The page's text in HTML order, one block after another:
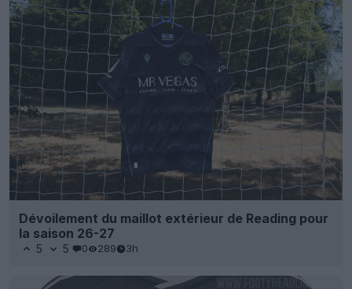
Dévoilement du maillot extérieur de Reading pour
la saison 26-27
5 5 0 289 3h